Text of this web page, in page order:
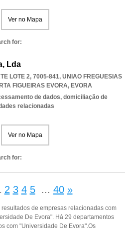
Ver no Mapa
for:
Lda
LOTE 2, 7005-841, UNIAO FREGUESIAS
FIGUEIRAS EVORA, EVORA
de dados, domiciliação de
relacionadas
Ver no Mapa
for:
2 3 4 5 ... 40 »
de empresas relacionadas com
De Evora". Há 29 departamentos
com "Universidade De Evora".Os